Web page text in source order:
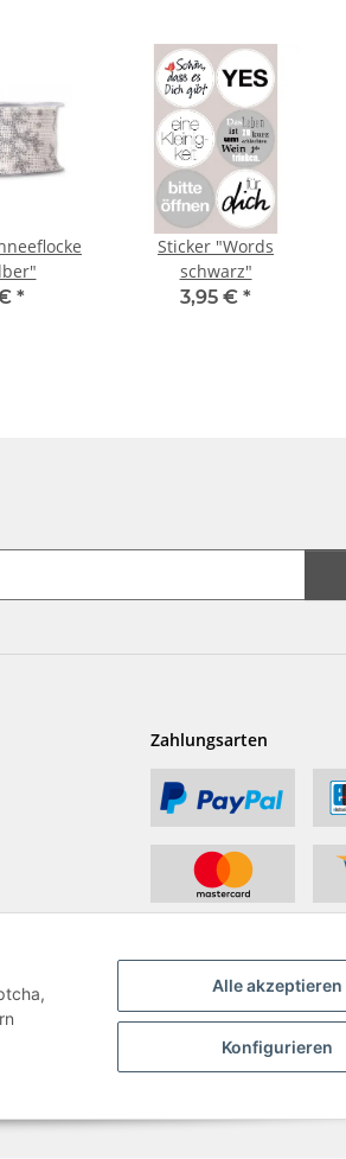
Alle akzeptieren
Konfigurieren
*
Sticker "Words
schwarz"
3,95 € *
Zahlungsarten